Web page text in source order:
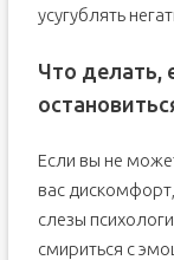
усугублять
Что делать,
Если вы не
вас
слезы
смириться с